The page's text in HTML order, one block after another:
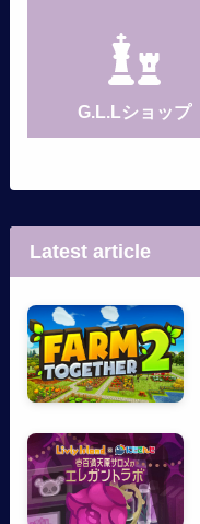
G.L.Lショップ
Latest article